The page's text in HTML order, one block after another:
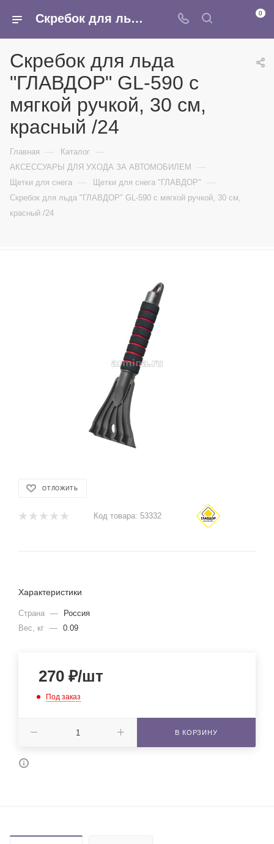
Скребок для льда "ГЛАВДОР" GL-590 с мягкой ручкой, 30 см, красный /24 - купить в интернет-магазине Армина 0
Скребок для льда
"ГЛАВДОР" GL-590 с
мягкой ручкой, 30 см,
красный /24
Главная — Каталог —
АКСЕССУАРЫ ДЛЯ УХОДА ЗА АВТОМОБИЛЕМ —
Щетки для снега — Щетки для снега "ГЛАВДОР" —
Скребок для льда "ГЛАВДОР" GL-590 с мягкой ручкой, 30 см,
красный /24
ОТЛОЖИТЬ
Код товара: 53332
Характеристики
Страна —
Россия
Вес, кг — 0.09
270 ₽/шт
Под заказ
В КОРЗИНУ